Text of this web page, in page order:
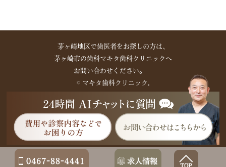
茅ヶ崎地区で歯医者をお探しの方は、
茅ヶ崎市の歯科マキタ歯科クリニックへ
お問い合わせください。
©︎ マキタ歯科クリニック.